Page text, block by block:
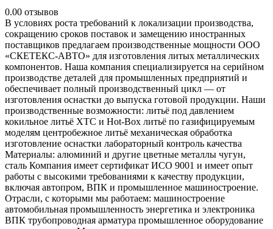
0.00 отзывов
В условиях роста требований к локализации производства,
сокращению сроков поставок и замещению иностранных
поставщиков предлагаем производственные мощности ООО
«СКЕТЕКС-АВТО» для изготовления литых металлических
компонентов. Наша компания специализируется на серийном
производстве деталей для промышленных предприятий и
обеспечивает полный производственный цикл — от
изготовления оснастки до выпуска готовой продукции. Наши
производственные возможности: литьё под давлением
кокильное литьё ХТС и Hot-Box литьё по газифицируемым
моделям центробежное литьё механическая обработка
изготовление оснастки лабораторный контроль качества
Материалы: алюминий и другие цветные металлы чугун,
сталь Компания имеет сертификат ИСО 9001 и имеет опыт
работы с высокими требованиями к качеству продукции,
включая автопром, ВПК и промышленное машиностроение.
Отрасли, с которыми мы работаем: машиностроение
автомобильная промышленность энергетика и электроника
ВПК трубопроводная арматура промышленное оборудование